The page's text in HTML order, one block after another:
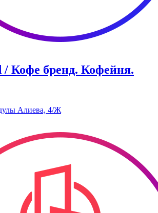
/ Кофе бренд. Кофейня.
Алиева, 4/Ж